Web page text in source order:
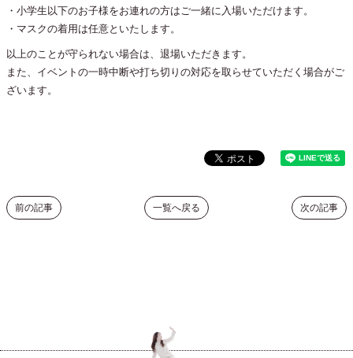
・小学生以下のお子様をお連れの方はご一緒に入場いただけます。
・マスクの着用は任意といたします。
以上のことが守られない場合は、退場いただきます。
また、イベントの一時中断や打ち切りの対応を取らせていただく場合がご
ざいます。
次の記事
一覧へ戻る
前の記事